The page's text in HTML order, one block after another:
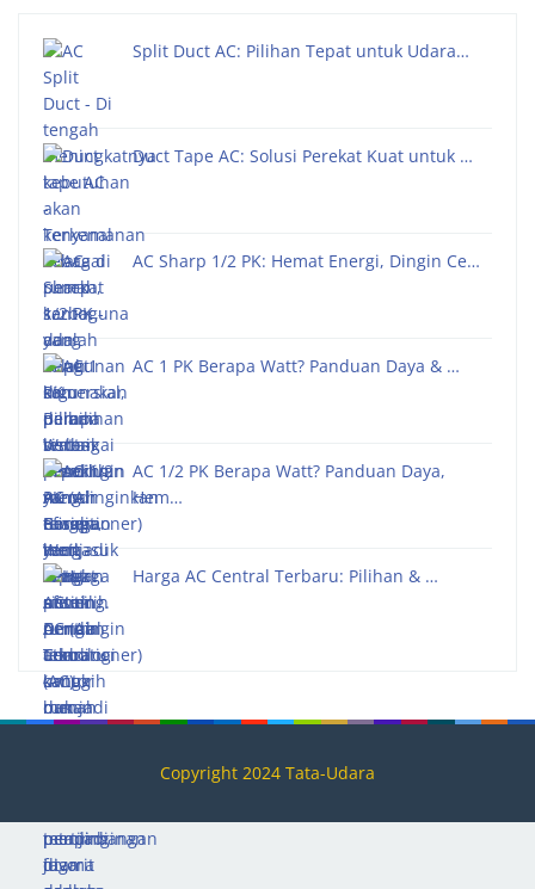
Split Duct AC: Pilihan Tepat untuk Udara…
Duct Tape AC: Solusi Perekat Kuat untuk …
AC Sharp 1/2 PK: Hemat Energi, Dingin Ce…
AC 1 PK Berapa Watt? Panduan Daya & …
AC 1/2 PK Berapa Watt? Panduan Daya,
Hem…
Harga AC Central Terbaru: Pilihan & …
Copyright 2024 Tata-Udara